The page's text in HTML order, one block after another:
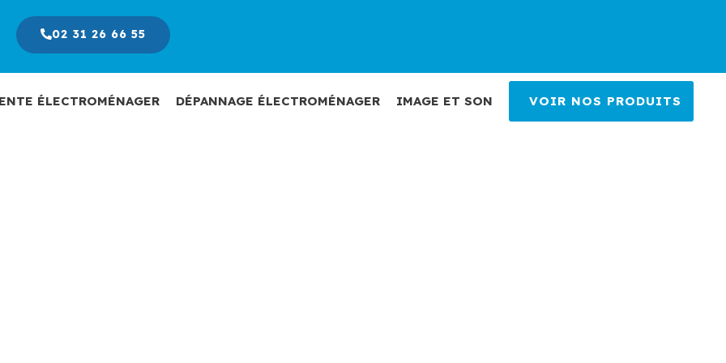
02 31 26 66 55
ÉLECTROMÉNAGER DÉPANNAGE ÉLECTROMÉNAGER IMAGE ET SON VOIR NOS PRODUITS